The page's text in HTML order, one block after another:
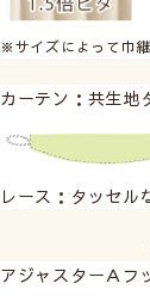
※サイズによって巾
カーテン：共生地
レース：タッセル
アジャスターＡフ